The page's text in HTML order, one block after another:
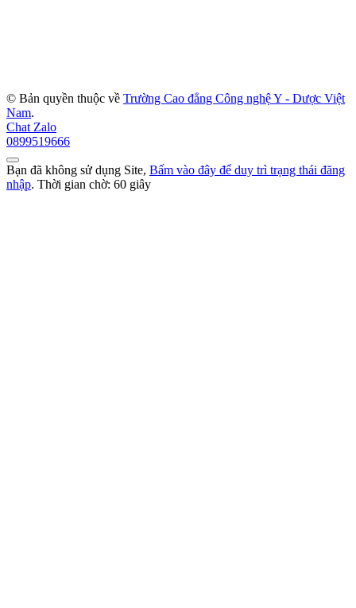
© Bản quyền thuộc về Trường Cao đẳng Công nghệ Y - Dược Việt
Nam.
Chat Zalo
0899519666
Bạn đã không sử dụng Site, Bấm vào đây để duy trì trạng thái đăng
nhập. Thời gian chờ: 60 giây